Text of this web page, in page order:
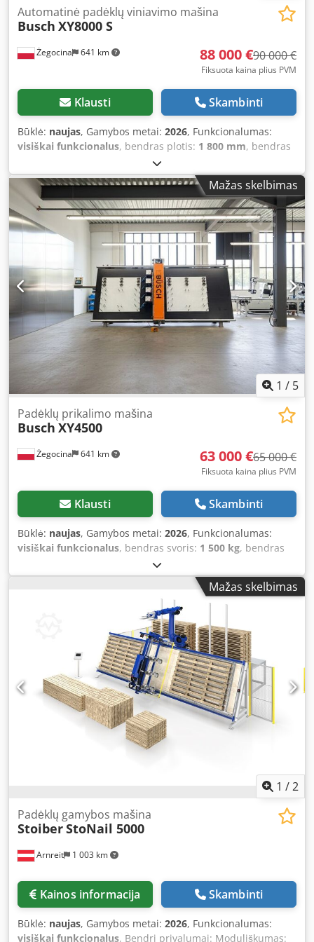
Żegocina 641 km
Automatinė padėklų viniavimo mašina
Busch XY8000 S
88 000 €90 000 €
Fiksuota kaina plius PVM
Klausti Skambinti
Būklė: naujas, Gamybos metai: 2026, Funkcionalumas:
visiškai funkcionalus, bendras plotis: 1 800 mm, bendras
, bendras ilgis:
svoris:1 500 kg, Būklė: Nauja Montavimas ir techninis
aptarnavimas: visoje Europoje Mokymai: įskaitant
operatoriaus mokymus Garantija: gamintojo garantija
Dkedpfx Ajphmwbsbxsr Maksimalūs palečių matmenys: 2x
140 cm x 140 cm Darbo principas: 2 stalų sistema
(dešinysis ir kairysis stalas) Universalumas: Kaluoja visas
palečių rūšis ir pagrindus Atminties talpa: atmintis 900
skirtingų palečių tipams Valdymas: paprastas ir intuityvus
naudojimas Valdiklis (kalbos): anglų, vokiečių, lenkų,
prancūzų, italų, ispanų Automatizacija: automatinis
važiavimo kelių generavimas Parinktys: mašinos matmenys
gali būti individualiai pritaikomi (galima iki 13 m ilgio)
Mažas skelbimas
1 / 5
Żegocina 641 km
Padėklų prikalimo mašina
Busch XY4500
63 000 €65 000 €
Fiksuota kaina plius PVM
Klausti Skambinti
Būklė: naujas, Gamybos metai: 2026, Funkcionalumas:
visiškai funkcionalus, bendras svoris: 1 500 kg, bendras
, bendras plotis:
aukštis:2 250 mm, darbinis slėgis:8 juosta, įėjimo srovė:8
, Būklė: Nauja
Montavimas ir aptarnavimas: visoje Europoje Mokymai:
įskaičiuoti operatoriaus mokymai Dodpfx Asxlxrmsbxokr
Garantija: gamintojo garantija Maksimalūs palečių
matmenys: 2x 140 cm x 140 cm Darbo principas: dviejų
stalų sistema (dešinysis ir kairysis stalas) Universalumas:
Kaluoja bet kokio tipo paletes ir jų pagrindus Atminties
talpa: galima išsaugoti iki 900 skirtingų palečių tipų
Valdymas: paprastas ir intuityvus naudojimas Valdymo
kalbos: anglų, vokiečių, lenkų, prancūzų, italų, ispanų
Automatizavimas: automatinis judėjimo kelių generavimas
Galimybės: mašinos matmenys individualiai pritaikomi
Mažas skelbimas
1 /2
Arnreit 1 003 km
Padėklų gamybos mašina
StoiberStoNail 5000
Kainos informacija Skambinti
Būklė: naujas, Gamybos metai: 2026, Funkcionalumas:
visiškai funkcionalus, Bendri privalumai: Moduliškumas: